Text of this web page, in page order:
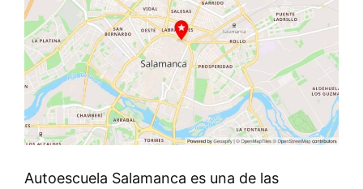
Autoescuela Salamanca es una de las